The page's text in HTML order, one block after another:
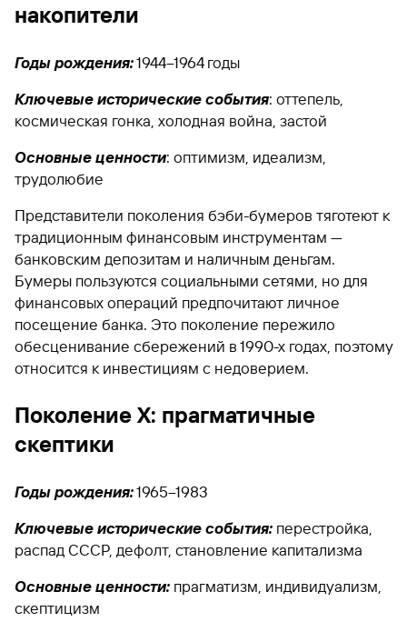
накопители
Годы рождения:1944–1964 годы
Ключевые исторические события: оттепель,
космическая гонка, холодная война, застой
Основные ценности: оптимизм, идеализм,
трудолюбие
Представители поколения бэби-бумеров тяготеют к
традиционным финансовым инструментам —
банковским депозитам и наличным деньгам.
Бумеры пользуются социальными сетями, но для
финансовых операций предпочитают личное
посещение банка. Это поколение пережило
обесценивание сбережений в 1990-х годах, поэтому
относится к инвестициям с недоверием.
Поколение X: прагматичные
скептики
Годы рождения:1965–1983
Ключевые исторические события: перестройка,
распад СССР, дефолт, становление капитализма
Основные ценности: прагматизм, индивидуализм,
скептицизм